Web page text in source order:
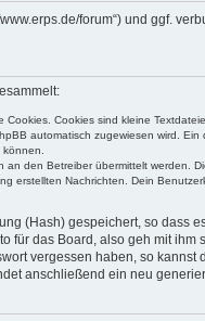
forum“) und ggf.
Cookies sind kleine
automatisch zugewiesen wird.
können.
an den Betreiber übermittelt
erstellten Nachrichten. Dein
(Hash) gespeichert, so dass
für das Board, also geh mit
vergessen haben, so
anschließend ein neu